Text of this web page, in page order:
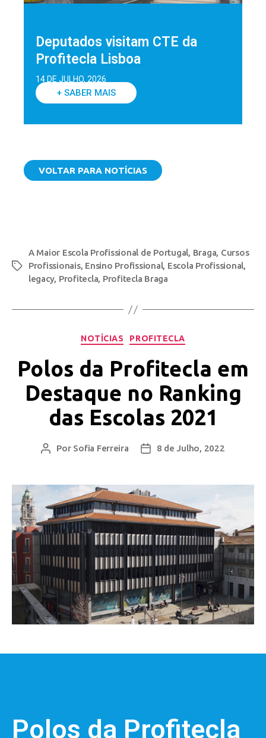
Deputados visitam CTE da
Profitecla Lisboa
14 DE JULHO, 2026
+ SABER MAIS
VOLTAR PARA NOTÍCIAS
A Maior Escola Profissional de Portugal, Braga, Cursos
Profissionais, Ensino Profissional, Escola Profissional,
legacy, Profitecla, Profitecla Braga
NOTÍCIAS PROFITECLA
Polos da Profitecla em
Destaque no Ranking
das Escolas 2021
Por Sofia Ferreira 8 de Julho, 2022
Polos da Profitecla